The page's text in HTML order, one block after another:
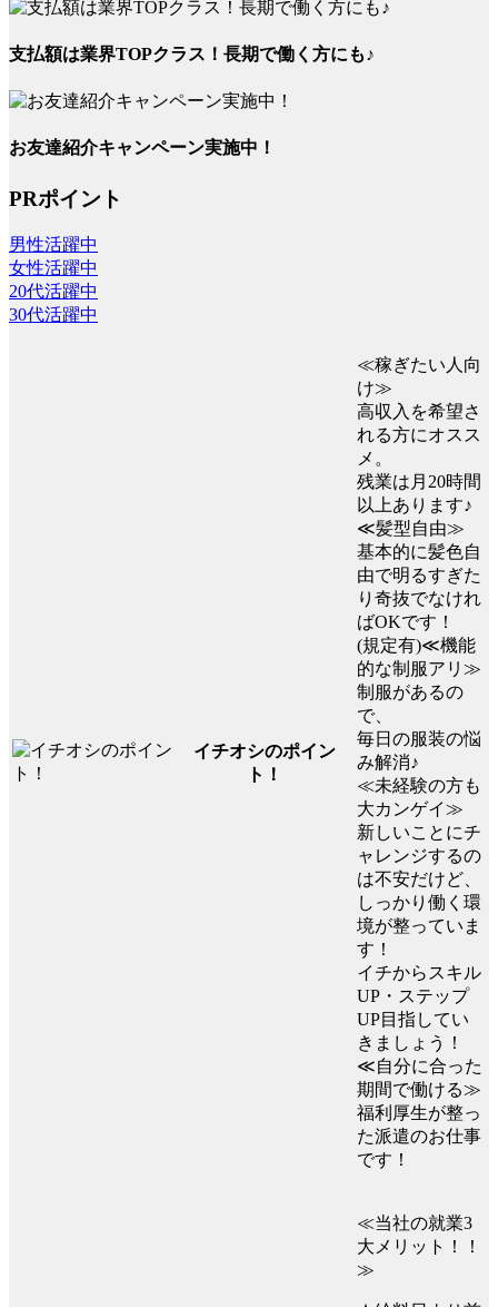
支払額は業界TOPクラス！長期で働く方にも♪
お友達紹介キャンペーン実施中！
PRポイント
男性活躍中
女性活躍中
20代活躍中
30代活躍中
イチオシのポイン
ト！
≪稼ぎたい人向
け≫
高収入を希望さ
れる方にオスス
メ。
残業は月20時間
以上あります♪
≪髪型自由≫
基本的に髪色自
由で明るすぎた
り奇抜でなけれ
ばOKです！
(規定有)≪機能
的な制服アリ≫
制服があるの
で、
毎日の服装の悩
み解消♪
≪未経験の方も
大カンゲイ≫
新しいことにチ
ャレンジするの
は不安だけど、
しっかり働く環
境が整っていま
す！
イチからスキル
UP・ステップ
UP目指してい
きましょう！
≪自分に合った
期間で働ける≫
福利厚生が整っ
た派遣のお仕事
です！
≪当社の就業3
大メリット！！
≫